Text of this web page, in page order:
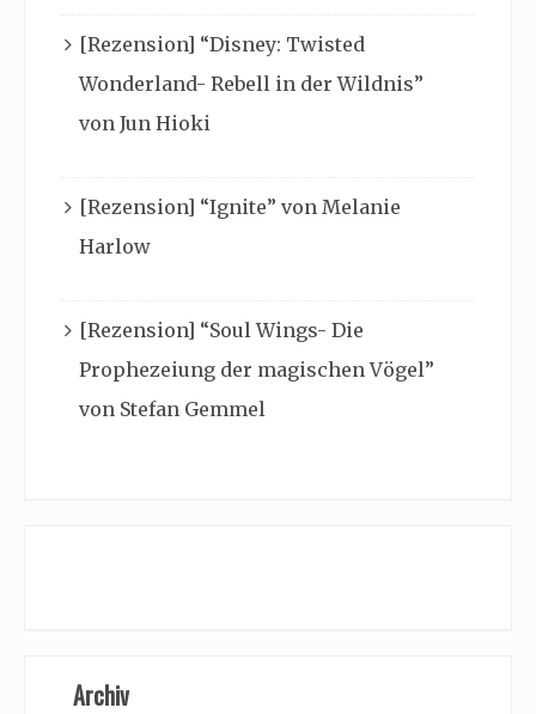
[Rezension] “Disney: Twisted
Wonderland- Rebell in der Wildnis”
von Jun Hioki
[Rezension] “Ignite” von Melanie
Harlow
[Rezension] “Soul Wings- Die
Prophezeiung der magischen Vögel”
von Stefan Gemmel
Archiv